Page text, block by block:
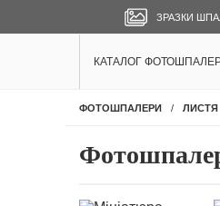
ЗРАЗКИ
КАТАЛОГ
ФОТОШПАЛЕРИ ЛИСТЯ